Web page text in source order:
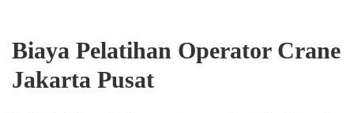
Biaya Pelatihan Operator Crane
Jakarta Pusat